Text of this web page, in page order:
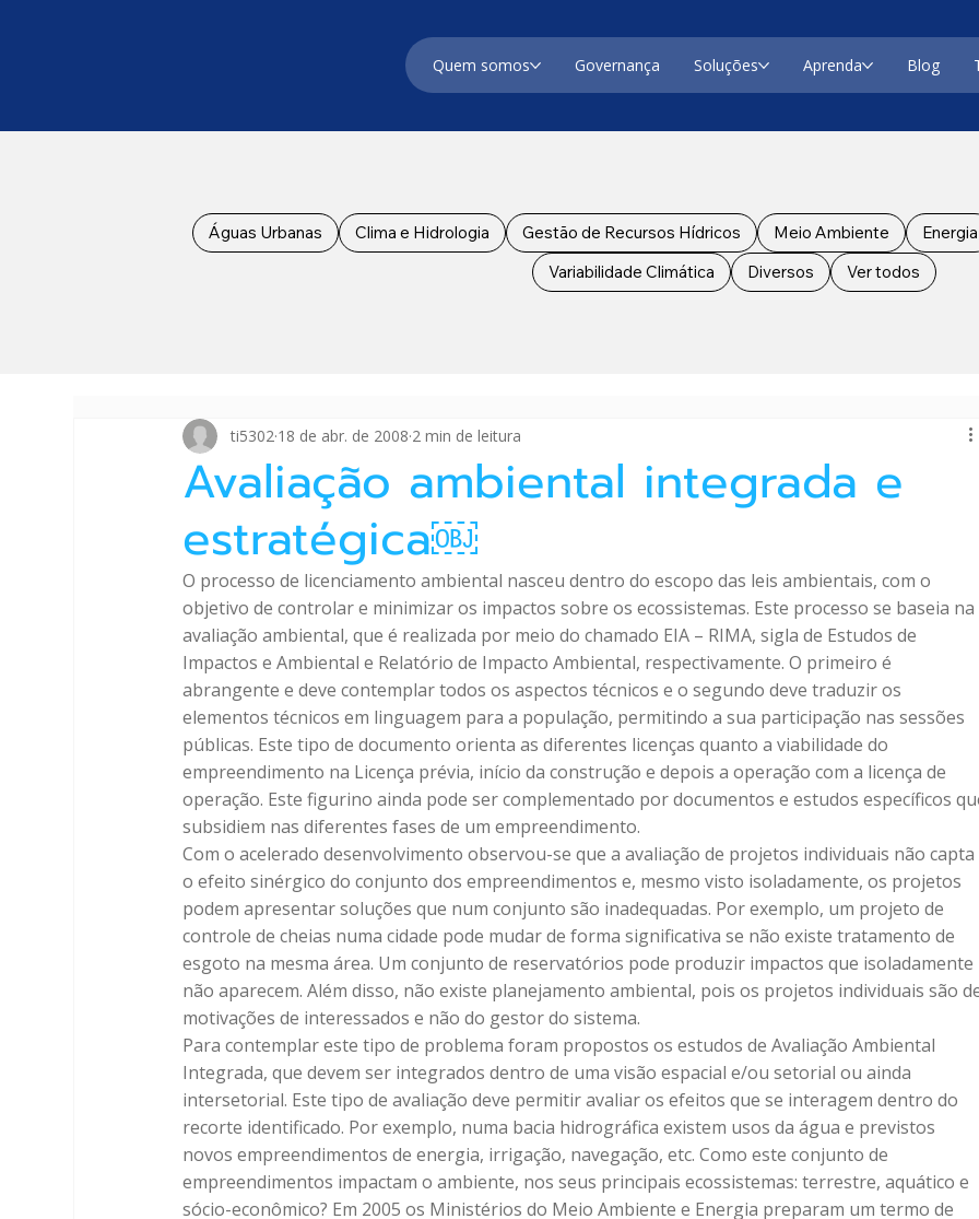
Quem somos Governança Soluções Aprenda Blog
Águas Urbanas Clima e Hidrologia Gestão de Recursos Hídricos Meio Ambiente
Energia
Variabilidade Climática
Diversos Ver todos
Avaliação ambiental integrada e
estratégica￼
ti5302 18 de abr. de 2008 2 min de leitura
O processo de licenciamento ambiental nasceu dentro do escopo das leis ambientais, com o
objetivo de controlar e minimizar os impactos sobre os ecossistemas. Este processo se baseia na
avaliação ambiental, que é realizada por meio do chamado EIA – RIMA, sigla de Estudos de
Impactos e Ambiental e Relatório de Impacto Ambiental, respectivamente. O primeiro é
abrangente e deve contemplar todos os aspectos técnicos e o segundo deve traduzir os
elementos técnicos em linguagem para a população, permitindo a sua participação nas sessões
públicas. Este tipo de documento orienta as diferentes licenças quanto a viabilidade do
empreendimento na Licença prévia, início da construção e depois a operação com a licença de
operação. Este figurino ainda pode ser complementado por documentos e estudos específicos
subsidiem nas diferentes fases de um empreendimento.
Com o acelerado desenvolvimento observou-se que a avaliação de projetos individuais não capta
o efeito sinérgico do conjunto dos empreendimentos e, mesmo visto isoladamente, os projetos
podem apresentar soluções que num conjunto são inadequadas. Por exemplo, um projeto de
controle de cheias numa cidade pode mudar de forma significativa se não existe tratamento de
esgoto na mesma área. Um conjunto de reservatórios pode produzir impactos que isoladamente
não aparecem. Além disso, não existe planejamento ambiental, pois os projetos individuais são
motivações de interessados e não do gestor do sistema.
Para contemplar este tipo de problema foram propostos os estudos de Avaliação Ambiental
Integrada, que devem ser integrados dentro de uma visão espacial e/ou setorial ou ainda
intersetorial. Este tipo de avaliação deve permitir avaliar os efeitos que se interagem dentro do
recorte identificado. Por exemplo, numa bacia hidrográfica existem usos da água e previstos
novos empreendimentos de energia, irrigação, navegação, etc. Como este conjunto de
empreendimentos impactam o ambiente, nos seus principais ecossistemas: terrestre, aquático e
sócio-econômico? Em 2005 os Ministérios do Meio Ambiente e Energia preparam um termo de